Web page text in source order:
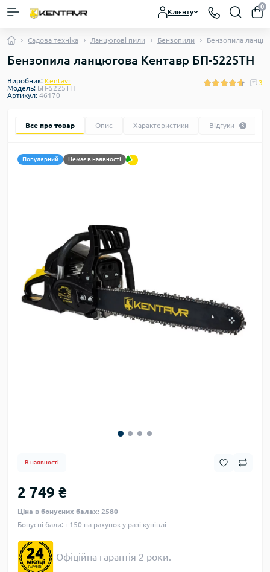
Клієнту
0
Садова техніка Ланцюгові пили Бензопили Бензопила
Бензопила ланцюгова Кентавр БП-5225ТН
Виробник: Kentavr
Модель: БП-5225ТН
Артикул: 46170
3
Все про товар Опис Характеристики Відгуки 3
Популярний Немає в наявності
В наявності
2 749 ₴
Ціна в бонусних балах: 2580
Бонусні бали: +150 на рахунок у разі купівлі
Офіційна гарантія 2 роки.